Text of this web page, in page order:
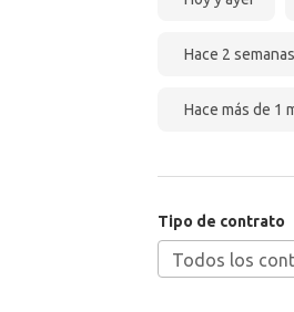
Hace 2 semanas
Hace más de 1
Tipo de contrato